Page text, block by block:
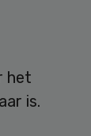
het
is.